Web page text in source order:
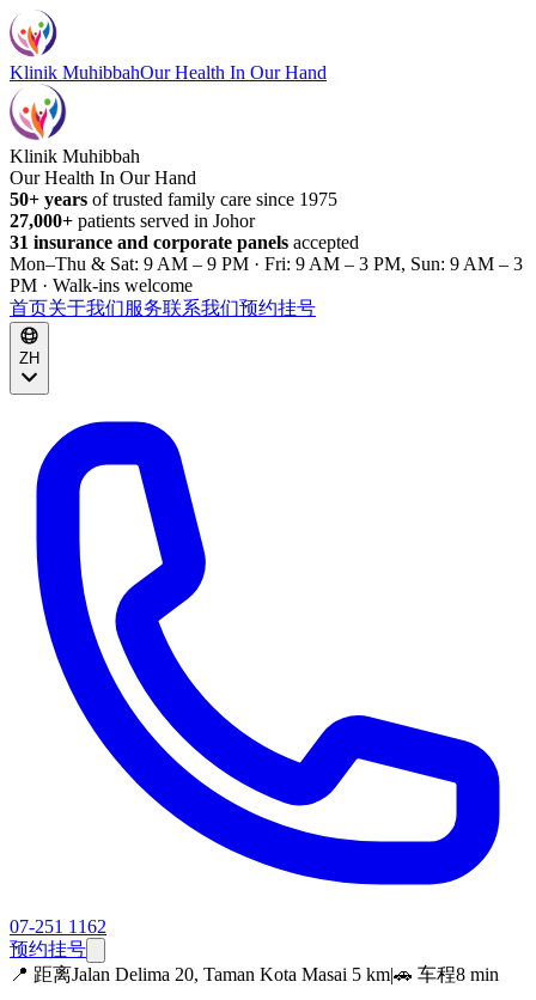
Klinik MuhibbahOur Health In Our Hand
Klinik Muhibbah
Our Health In Our Hand
50+ years of trusted family care since 1975
27,000+ patients served in Johor
31 insurance and corporate panels accepted
Mon–Thu & Sat: 9 AM – 9 PM · Fri: 9 AM – 3 PM, Sun: 9 AM – 3
PM · Walk-ins welcome
首页关于我们服务联系我们预约挂号
ZH
07-251 1162
预约挂号
📍 距离Jalan Delima 20, Taman Kota Masai 5 km|🚗 车程8 min